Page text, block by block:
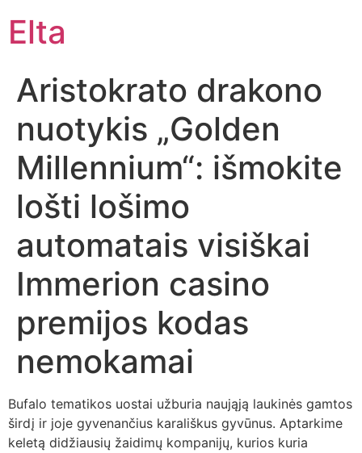
Elta
Aristokrato drakono
nuotykis „Golden
Millennium“: išmokite
lošti lošimo
automatais visiškai
Immerion casino
premijos kodas
nemokamai
Bufalo tematikos uostai užburia naująją laukinės gamtos
širdį ir joje gyvenančius karališkus gyvūnus. Aptarkime
keletą didžiausių žaidimų kompanijų, kurios kuria